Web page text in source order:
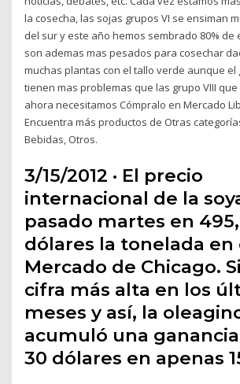
la cosecha, las sojas grupos VI se ensiman
del sur y este año hemos sembrado 80% de
son ademas mas pesados para cosechar
muchas plantas con el tallo verde aunque el
tienen mas problemas que las grupo VIII
ahora necesitamos Cómpralo en Mercado
Encuentra más productos de Otras
Bebidas, Otros.
3/15/2012 · El precio
internacional de la
pasado martes en
dólares la tonelada en
Mercado de Chicago.
cifra más alta en los
meses y así, la
acumuló una
30 dólares en apenas